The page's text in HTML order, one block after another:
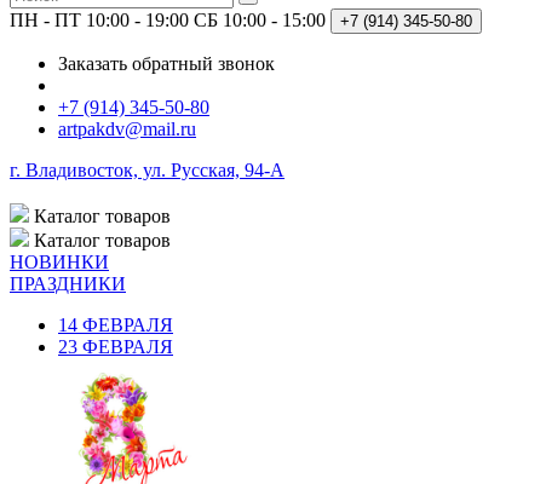
ПН - ПТ 10:00 - 19:00 СБ 10:00 - 15:00 +7 (914) 345-50-80
Заказать обратный звонок
+7 (914) 345-50-80
artpakdv@mail.ru
г. Владивосток, ул. Русская, 94-А
Каталог товаров
Каталог товаров
НОВИНКИ
ПРАЗДНИКИ
14 ФЕВРАЛЯ
23 ФЕВРАЛЯ